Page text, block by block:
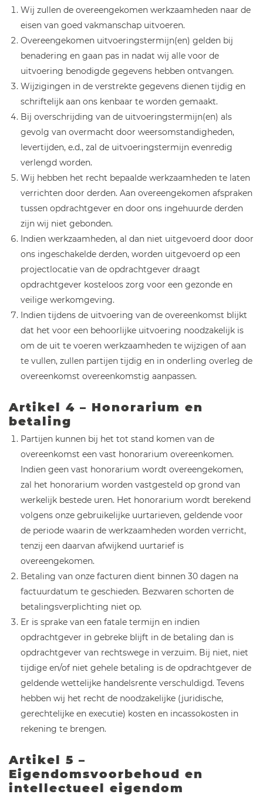
Wij zullen de overeengekomen werkzaamheden naar de
eisen van goed vakmanschap uitvoeren.
Overeengekomen uitvoeringstermijn(en) gelden bij
benadering en gaan pas in nadat wij alle voor de
uitvoering benodigde gegevens hebben ontvangen.
Wijzigingen in de verstrekte gegevens dienen tijdig en
schriftelijk aan ons kenbaar te worden gemaakt.
Bij overschrijding van de uitvoeringstermijn(en) als
gevolg van overmacht door weersomstandigheden,
levertijden, e.d., zal de uitvoeringstermijn evenredig
verlengd worden.
Wij hebben het recht bepaalde werkzaamheden te laten
verrichten door derden. Aan overeengekomen afspraken
tussen opdrachtgever en door ons ingehuurde derden
zijn wij niet gebonden.
Indien werkzaamheden, al dan niet uitgevoerd door door
ons ingeschakelde derden, worden uitgevoerd op een
projectlocatie van de opdrachtgever draagt
opdrachtgever kosteloos zorg voor een gezonde en
veilige werkomgeving.
Indien tijdens de uitvoering van de overeenkomst blijkt
dat het voor een behoorlijke uitvoering noodzakelijk is
om de uit te voeren werkzaamheden te wijzigen of aan
te vullen, zullen partijen tijdig en in onderling overleg de
overeenkomst overeenkomstig aanpassen.
Artikel 4 – Honorarium en
betaling
Partijen kunnen bij het tot stand komen van de
overeenkomst een vast honorarium overeenkomen.
Indien geen vast honorarium wordt overeengekomen,
zal het honorarium worden vastgesteld op grond van
werkelijk bestede uren. Het honorarium wordt berekend
volgens onze gebruikelijke uurtarieven, geldende voor
de periode waarin de werkzaamheden worden verricht,
tenzij een daarvan afwijkend uurtarief is
overeengekomen.
Betaling van onze facturen dient binnen 30 dagen na
factuurdatum te geschieden. Bezwaren schorten de
betalingsverplichting niet op.
Er is sprake van een fatale termijn en indien
opdrachtgever in gebreke blijft in de betaling dan is
opdrachtgever van rechtswege in verzuim. Bij niet, niet
tijdige en/of niet gehele betaling is de opdrachtgever de
geldende wettelijke handelsrente verschuldigd. Tevens
hebben wij het recht de noodzakelijke (juridische,
gerechtelijke en executie) kosten en incassokosten in
rekening te brengen.
Artikel 5 –
Eigendomsvoorbehoud en
intellectueel eigendom